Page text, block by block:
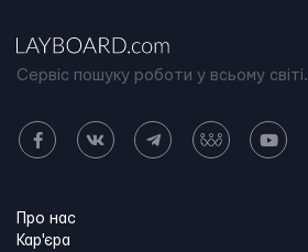
Сервіс пошуку роботи у всьому світі.
Про нас
Кар'єра